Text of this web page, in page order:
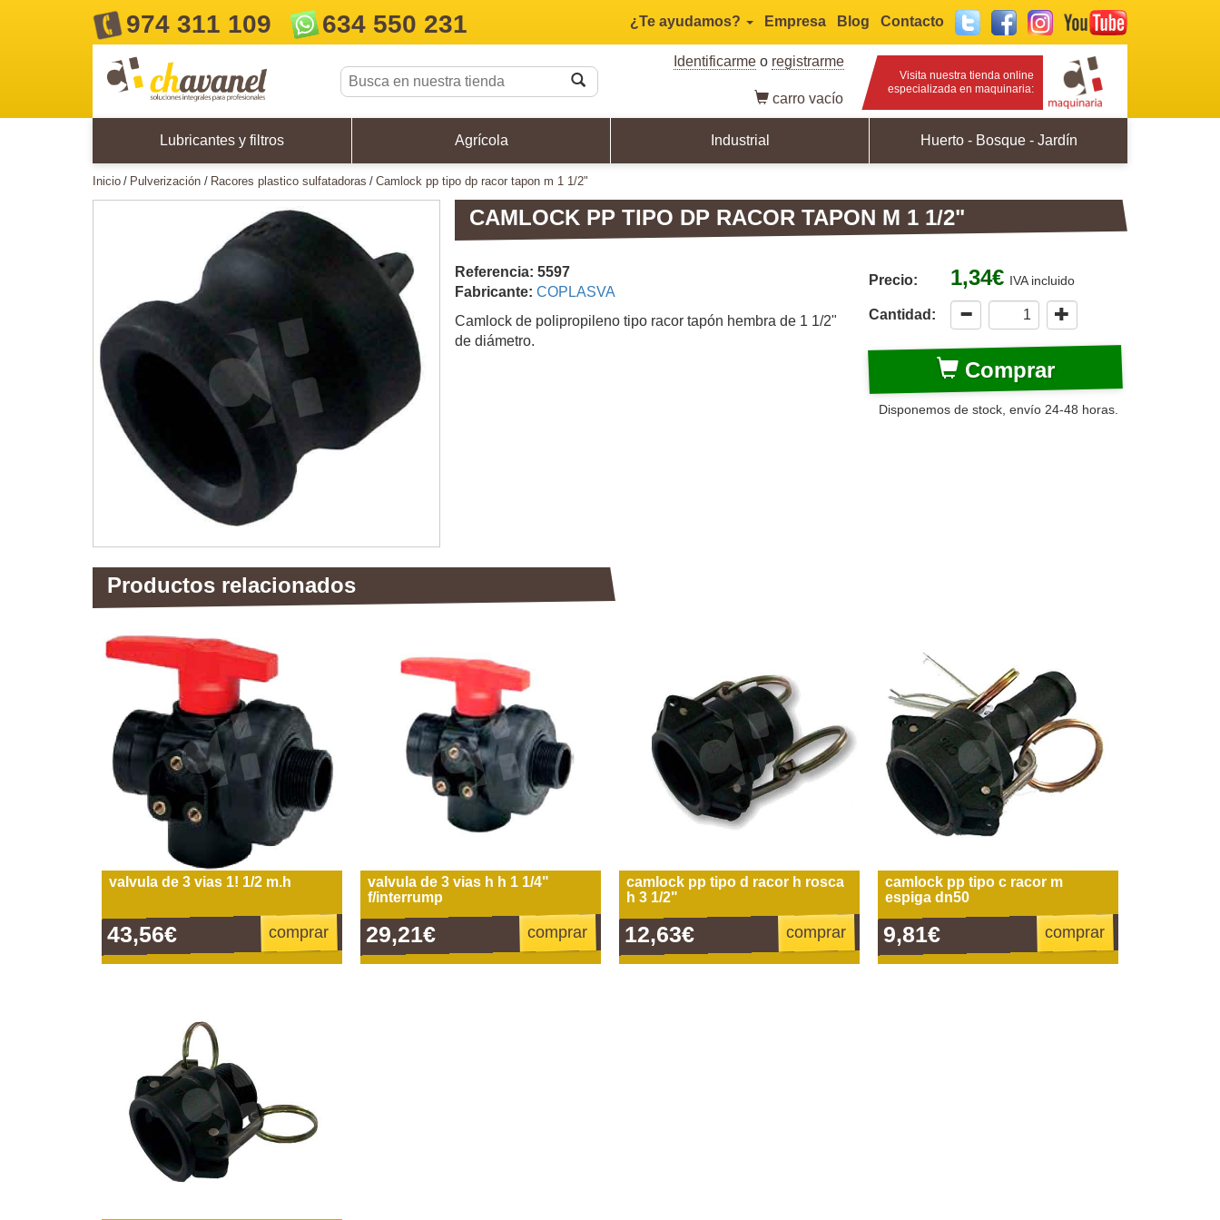
974 311 109 634 550 231 ¿Te ayudamos? Empresa Blog Contacto Twitter FacebookInstagram
Identificarmeo registrarme
carro vacío
Visita nuestra tienda online
especializada en maquinaria:
Lubricantes y filtros Agrícola Industrial Huerto - Bosque - Jardín
inicio pulverización racores plastico sulfatadoras camlock pp tipo dp racor tapon m 1 1/2"
CAMLOCK PP TIPO DP RACOR TAPON M 1 1/2"
Precio: 1,34€ IVA incluido
Cantidad:
Comprar
Disponemos de stock, envío 24-48 horas.
Referencia: 5597
Fabricante: COPLASVA
Camlock de polipropileno tipo racor tapón hembra de 1 1/2"
de diámetro.
Productos relacionados
valvula de 3 vias 1! 1/2 m.h
43,56€ comprar
valvula de 3 vias h h 1 1/4"
f/interrump
29,21€ comprar
camlock pp tipo d racor h rosca
h 3 1/2"
12,63€ comprar
camlock pp tipo c racor m
espiga dn50
9,81€ comprar